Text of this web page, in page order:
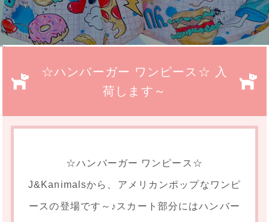
">
☆ハンバーガー ワンピース☆ 入
荷します～
☆ハンバーガー ワンピース☆
J&Kanimalsから、アメリカンポップなワンピ
ースの登場です～♪スカート部分にはハンバー